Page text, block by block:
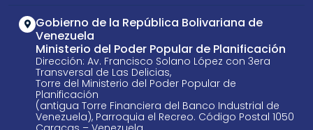
Gobierno de la República Bolivariana de
Venezuela
Ministerio del Poder Popular de Planificación
Dirección: Av. Francisco Solano López con 3era
Transversal de Las Delicias,
Torre del Ministerio del Poder Popular de
Planificación
(antigua Torre Financiera del Banco Industrial de
Venezuela), Parroquia el Recreo. Código Postal 1050